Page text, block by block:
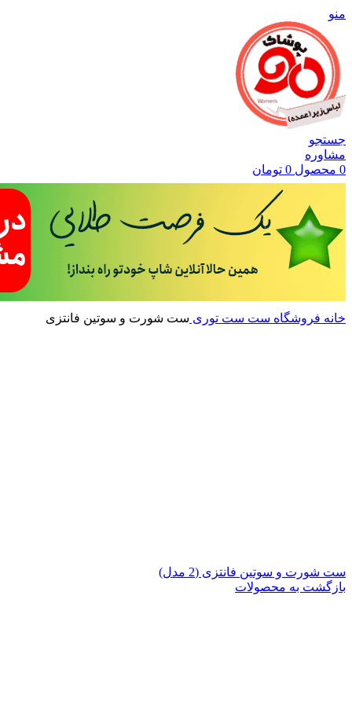
منو
جستجو
مشاوره
0 محصول 0 تومان
خانه فروشگاه ست ست توری ست شورت و سوتین فانتزی
ست شورت و سوتین فانتزی (2 مدل)
بازگشت به محصولات